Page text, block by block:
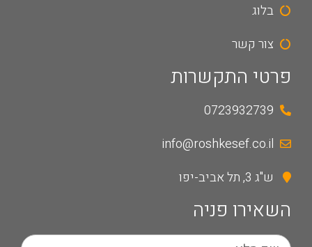
בלוג
צור קשר
פרטי התקשרות
0723932739
info@roshkesef.co.il
ש"ג 3, תל אביב-יפו
השאירו פניה